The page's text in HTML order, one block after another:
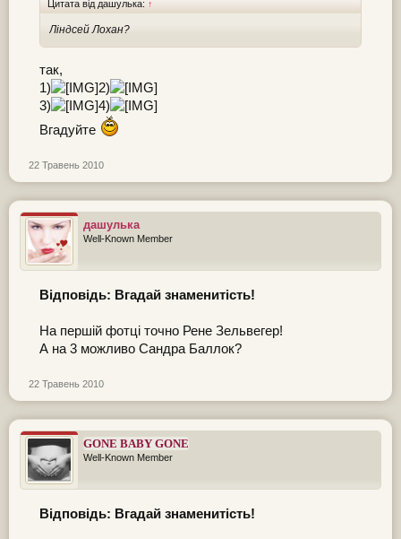
Цитата від дашулька: ↑
Ліндсей Лохан?
так,
1)
2)
3)
4)
Вгадуйте
22 Травень 2010
дашулька
Well-Known Member
Відповідь: Вгадай знаменитість!
На першій фотці точно Рене Зельвегер!
А на 3 можливо Сандра Баллок?
22 Травень 2010
GONE BABY GONE
Well-Known Member
Відповідь: Вгадай знаменитість!